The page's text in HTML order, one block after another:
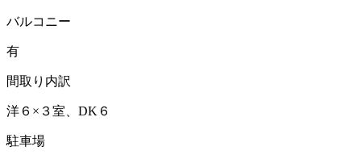
バルコニー
有
間取り内訳
洋６×３室、DK６
駐車場